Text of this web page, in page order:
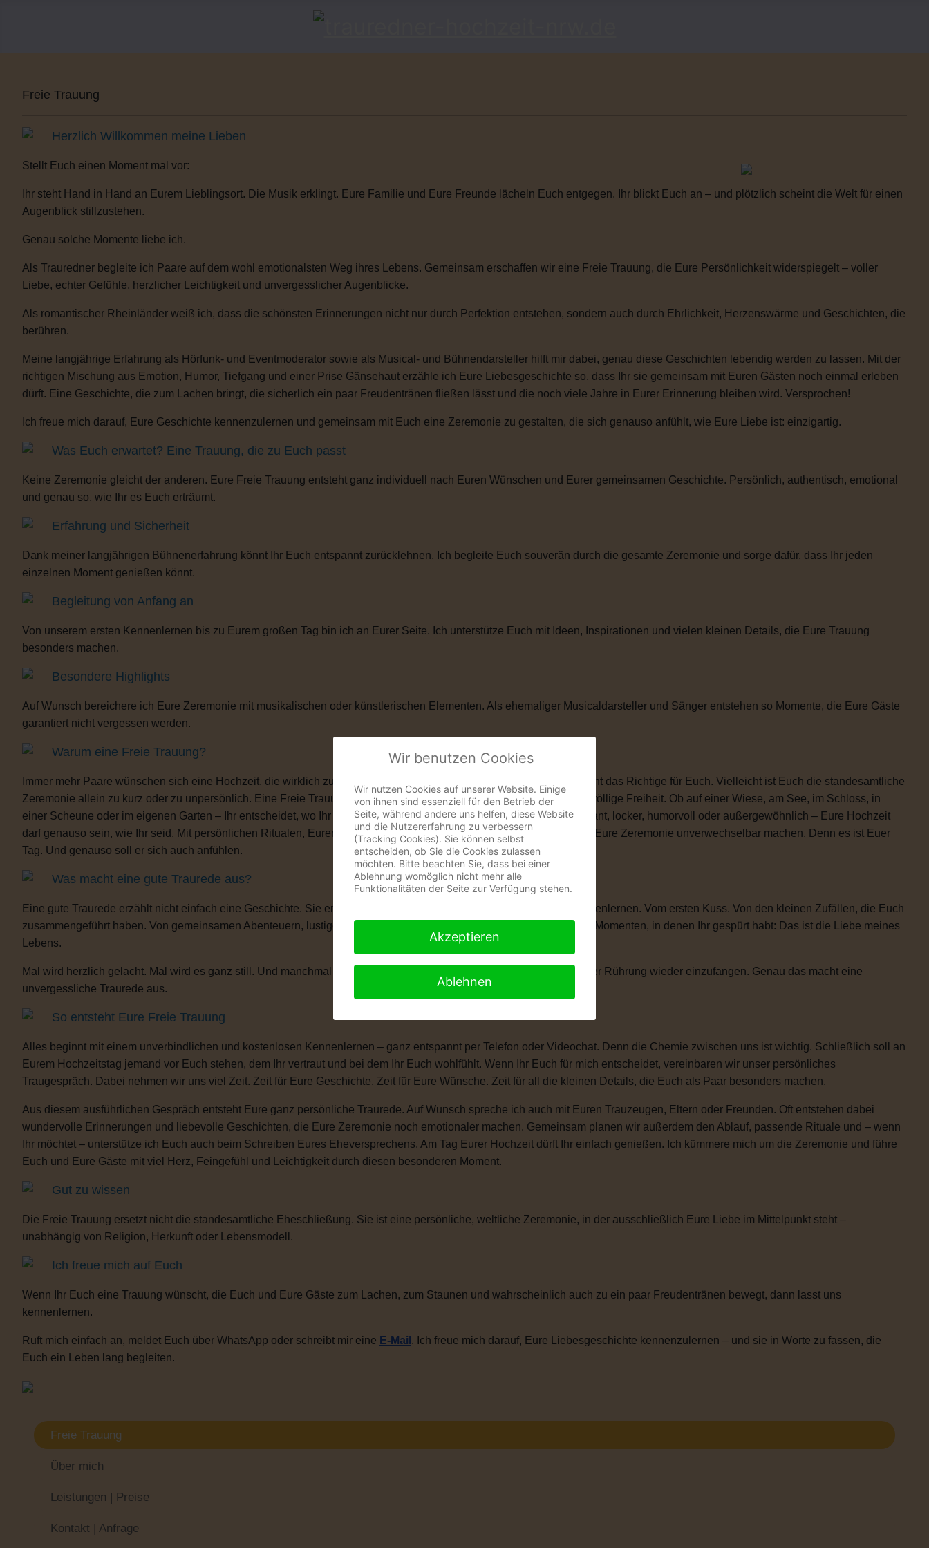
Freie Trauung
Über mich
Leistungen | Preise
Kontakt | Anfrage
Freie Trauung
Herzlich Willkommen meine Lieben
Stellt Euch einen Moment mal vor:
Ihr steht Hand in Hand an Eurem Lieblingsort. Die Musik erklingt. Eure Familie und Eure Freunde lächeln Euch entgegen. Ihr blickt Euch an – und plötzlich scheint die Welt für einen
Augenblick stillzustehen.
Genau solche Momente liebe ich.
Als Trauredner begleite ich Paare auf dem wohl emotionalsten Weg ihres Lebens. Gemeinsam erschaffen wir eine Freie Trauung, die Eure Persönlichkeit widerspiegelt – voller
Liebe, echter Gefühle, herzlicher Leichtigkeit und unvergesslicher Augenblicke.
Als romantischer Rheinländer weiß ich, dass die schönsten Erinnerungen nicht nur durch Perfektion entstehen, sondern auch durch Ehrlichkeit, Herzenswärme und Geschichten, die
berühren.
Meine langjährige Erfahrung als Hörfunk- und Eventmoderator sowie als Musical- und Bühnendarsteller hilft mir dabei, genau diese Geschichten lebendig werden zu lassen. Mit der
richtigen Mischung aus Emotion, Humor, Tiefgang und einer Prise Gänsehaut erzähle ich Eure Liebesgeschichte so, dass Ihr sie gemeinsam mit Euren Gästen noch einmal erleben
dürft. Eine Geschichte, die zum Lachen bringt, die sicherlich ein paar Freudentränen fließen lässt und die noch viele Jahre in Eurer Erinnerung bleiben wird. Versprochen!
Ich freue mich darauf, Eure Geschichte kennenzulernen und gemeinsam mit Euch eine Zeremonie zu gestalten, die sich genauso anfühlt, wie Eure Liebe ist: einzigartig.
Was Euch erwartet? Eine Trauung, die zu Euch passt
Keine Zeremonie gleicht der anderen. Eure Freie Trauung entsteht ganz individuell nach Euren Wünschen und Eurer gemeinsamen Geschichte. Persönlich, authentisch, emotional
und genau so, wie Ihr es Euch erträumt.
Erfahrung und Sicherheit
Dank meiner langjährigen Bühnenerfahrung könnt Ihr Euch entspannt zurücklehnen. Ich begleite Euch souverän durch die gesamte Zeremonie und sorge dafür, dass Ihr jeden
einzelnen Moment genießen könnt.
Begleitung von Anfang an
Von unserem ersten Kennenlernen bis zu Eurem großen Tag bin ich an Eurer Seite. Ich unterstütze Euch mit Ideen, Inspirationen und vielen kleinen Details, die Eure Trauung
besonders machen.
Besondere Highlights
Auf Wunsch bereichere ich Eure Zeremonie mit musikalischen oder künstlerischen Elementen. Als ehemaliger Musicaldarsteller und Sänger entstehen so Momente, die Eure Gäste
garantiert nicht vergessen werden.
Warum eine Freie Trauung?
Immer mehr Paare wünschen sich eine Hochzeit, die wirklich zu ihnen passt. Vielleicht ist eine kirchliche Trauung nicht das Richtige für Euch. Vielleicht ist Euch die standesamtliche
Zeremonie allein zu kurz oder zu unpersönlich. Eine Freie Trauung schenkt Euch genau das, was Ihr Euch wünscht: völlige Freiheit. Ob auf einer Wiese, am See, im Schloss, in
einer Scheune oder im eigenen Garten – Ihr entscheidet, wo Ihr Euch das Ja-Wort gebt. Ob romantisch, modern, elegant, locker, humorvoll oder außergewöhnlich – Eure Hochzeit
darf genauso sein, wie Ihr seid. Mit persönlichen Ritualen, Eurem Eheversprechen und vielen kleinen Momenten, die Eure Zeremonie unverwechselbar machen. Denn es ist Euer
Tag. Und genauso soll er sich auch anfühlen.
Was macht eine gute Traurede aus?
Eine gute Traurede erzählt nicht einfach eine Geschichte. Sie erzählt Eure Liebesgeschichte. Von Eurem ersten Kennenlernen. Vom ersten Kuss. Von den kleinen Zufällen, die Euch
zusammengeführt haben. Von gemeinsamen Abenteuern, lustigen Anekdoten, besonderen Erinnerungen und all den Momenten, in denen Ihr gespürt habt: Das ist die Liebe meines
Lebens.
Mal wird herzlich gelacht. Mal wird es ganz still. Und manchmal braucht man einen kleinen Moment, um die Tränen der Rührung wieder einzufangen. Genau das macht eine
unvergessliche Traurede aus.
So entsteht Eure Freie Trauung
Alles beginnt mit einem unverbindlichen und kostenlosen Kennenlernen – ganz entspannt per Telefon oder Videochat. Denn die Chemie zwischen uns ist wichtig. Schließlich soll an
Eurem Hochzeitstag jemand vor Euch stehen, dem Ihr vertraut und bei dem Ihr Euch wohlfühlt. Wenn Ihr Euch für mich entscheidet, vereinbaren wir unser persönliches
Traugespräch. Dabei nehmen wir uns viel Zeit. Zeit für Eure Geschichte. Zeit für Eure Wünsche. Zeit für all die kleinen Details, die Euch als Paar besonders machen.
Aus diesem ausführlichen Gespräch entsteht Eure ganz persönliche Traurede. Auf Wunsch spreche ich auch mit Euren Trauzeugen, Eltern oder Freunden. Oft entstehen dabei
wundervolle Erinnerungen und liebevolle Geschichten, die Eure Zeremonie noch emotionaler machen. Gemeinsam planen wir außerdem den Ablauf, passende Rituale und – wenn
Ihr möchtet – unterstütze ich Euch auch beim Schreiben Eures Eheversprechens. Am Tag Eurer Hochzeit dürft Ihr einfach genießen. Ich kümmere mich um die Zeremonie und führe
Euch und Eure Gäste mit viel Herz, Feingefühl und Leichtigkeit durch diesen besonderen Moment.
Gut zu wissen
Die Freie Trauung ersetzt nicht die standesamtliche Eheschließung. Sie ist eine persönliche, weltliche Zeremonie, in der ausschließlich Eure Liebe im Mittelpunkt steht –
unabhängig von Religion, Herkunft oder Lebensmodell.
Ich freue mich auf Euch
Wenn Ihr Euch eine Trauung wünscht, die Euch und Eure Gäste zum Lachen, zum Staunen und wahrscheinlich auch zu ein paar Freudentränen bewegt, dann lasst uns
kennenlernen.
Ruft mich einfach an, meldet Euch über WhatsApp oder schreibt mir eine E-Mail . Ich freue mich darauf, Eure Liebesgeschichte kennenzulernen – und sie in Worte zu fassen, die
Euch ein Leben lang begleiten.
Wir benutzen Cookies
Wir nutzen Cookies auf unserer Website. Einige
von ihnen sind essenziell für den Betrieb der
Seite, während andere uns helfen, diese Website
und die Nutzererfahrung zu verbessern
(Tracking Cookies). Sie können selbst
entscheiden, ob Sie die Cookies zulassen
möchten. Bitte beachten Sie, dass bei einer
Ablehnung womöglich nicht mehr alle
Funktionalitäten der Seite zur Verfügung stehen.
Akzeptieren
Ablehnen